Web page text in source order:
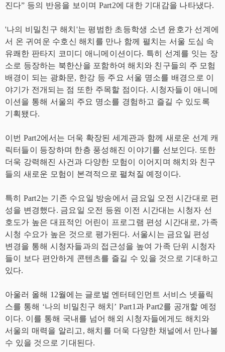
진다” 등의 반응을 보이며 Part2에 대한 기대감을 나타냈다.
'나의 비밀친구 해치'는 평범한 초등학생 소년 윤호가 선계에
서 온 귀여운 수호신 해치를 만나 함께 펼치는 서울 도심 속
유쾌한 판타지 코미디 애니메이션이다. 특히 선계를 잇는 장
소로 등장하는 북한산을 포함하여 해치와 친구들의 주 모험
배경이 되는 광화문, 한강 등 주요 서울 명소를 배경으로 이
야기가 전개되는 점 또한 주목할 점이다. 시청자들이 애니메
이션을 통해 서울의 주요 명소를 경험하고 즐길 수 있도록
기획됐다.
이번 Part2에서는 더욱 확장된 세계관과 함께 새로운 선계 캐
릭터들이 등장하며 한층 풍성해진 이야기를 선보인다. 또한
더욱 강력해진 사건과 다양한 모험이 이어지며 해치와 친구
들의 새로운 모험이 본격적으로 펼쳐질 예정이다.
특히 Part2는 기존 수요일 방송에서 금요일 오전 시간대로 편
성을 변경했다. 금요일 오전 등원 이전 시간대는 시청자 선
호도가 높은 대표적인 어린이 프로그램 편성 시간대로, 가족
시청 수요가 높은 것으로 평가된다. 서울시는 금요일 편성
변경을 통해 시청자들과의 접근성을 높여 가족 단위 시청자
들이 보다 편안하게 콘텐츠를 즐길 수 있을 것으로 기대하고
있다.
아울러 올해 12월에는 글로벌 엔터테인먼트 서비스 넷플릭
스를 통해 ‘나의 비밀친구 해치’ Part1과 Part2를 공개할 예정
이다. 이를 통해 국내를 넘어 해외 시청자들에게도 해치와
서울의 매력을 알리고, 해치를 더욱 다양한 채널에서 만나볼
수 있을 것으로 기대된다.